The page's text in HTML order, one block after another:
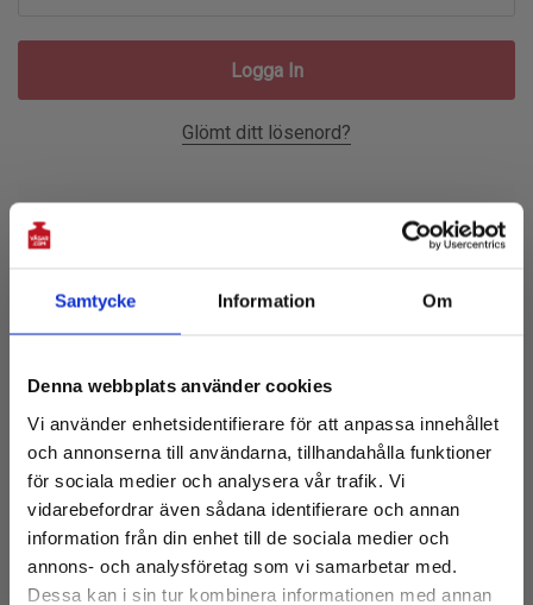
Samtycke Information Om
Denna webbplats använder cookies
Vi använder enhetsidentifierare för att anpassa innehållet
och annonserna till användarna, tillhandahålla funktioner
för sociala medier och analysera vår trafik. Vi
vidarebefordrar även sådana identifierare och annan
information från din enhet till de sociala medier och
annons- och analysföretag som vi samarbetar med.
Dessa kan i sin tur kombinera informationen med annan
Glömt ditt lösenord?
Skapa ett konto hos oss och du kommer att kunna:
Spara flera leveransadresser
Tillgå din orderhistorik
Spåra nya beställningar
Spara artiklar i din önskelista
Få 10% rabatt på första köpet
och tillgång till de senaste nyheterna
E-
post: